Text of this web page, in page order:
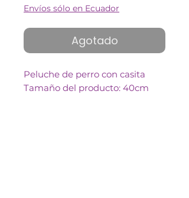
Envíos sólo en Ecuador
Agotado
Peluche de perro con casita
Tamaño del producto: 40cm